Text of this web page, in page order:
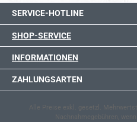
SERVICE-HOTLINE
SHOP-SERVICE
INFORMATIONEN
ZAHLUNGSARTEN
Alle Preise exkl. gesetzl.
Nachnahmegebühren,